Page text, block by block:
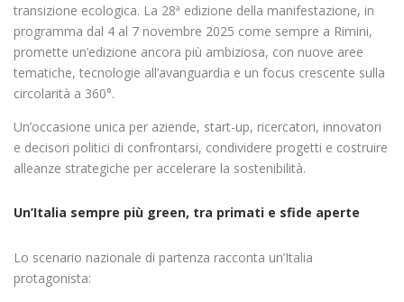
transizione ecologica. La 28ª edizione della manifestazione, in
programma dal 4 al 7 novembre 2025 come sempre a Rimini,
promette un’edizione ancora più ambiziosa, con nuove aree
tematiche, tecnologie all’avanguardia e un focus crescente sulla
circolarità a 360°.
Un’occasione unica per aziende, start-up, ricercatori, innovatori
e decisori politici di confrontarsi, condividere progetti e costruire
alleanze strategiche per accelerare la sostenibilità.
Un’Italia sempre più green, tra primati e sfide aperte
Lo scenario nazionale di partenza racconta un’Italia
protagonista: